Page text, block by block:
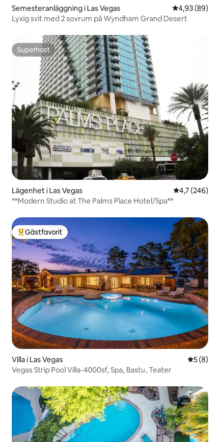
Semesteranläggning i Las Vegas 4,93 av 5 i
4,93 (89)
Lyxig svit med 2 sovrum på Wyndham Grand Desert
Superhost
Superhost
Lägenhet i Las Vegas 4,7 av 5 i
4,7 (246)
**Modern Studio at The Palms Place Hotel/Spa**
Populär gästfavorit
Gästfavorit
Villa i Las Vegas 5 av 5 i
5 (8)
Vegas Strip Pool Villa-4000sf, Spa, Bastu, Teater